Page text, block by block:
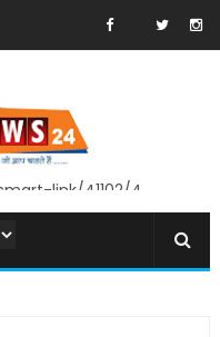
link/41102/4